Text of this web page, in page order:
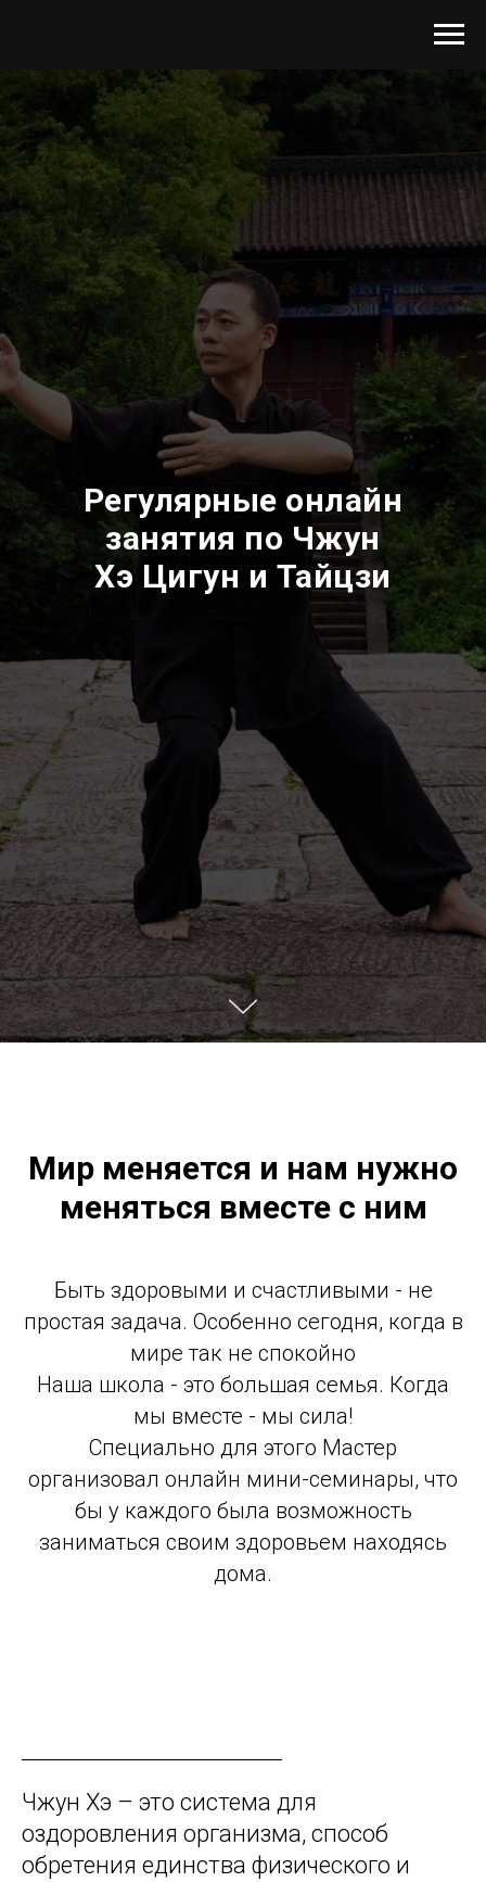
Регулярные онлайн
занятия по Чжун
Хэ Цигун и Тайцзи
Мир меняется и нам нужно
меняться вместе с ним
Быть здоровыми и счастливыми - не
простая задача. Особенно сегодня, когда в
мире так не спокойно
Наша школа - это большая семья. Когда
мы вместе - мы сила!
Специально для этого Мастер
организовал онлайн мини-семинары, что
бы у каждого была возможность
заниматься своим здоровьем находясь
дома.
Чжун Хэ – это система для
оздоровления организма, способ
обретения единства физического и